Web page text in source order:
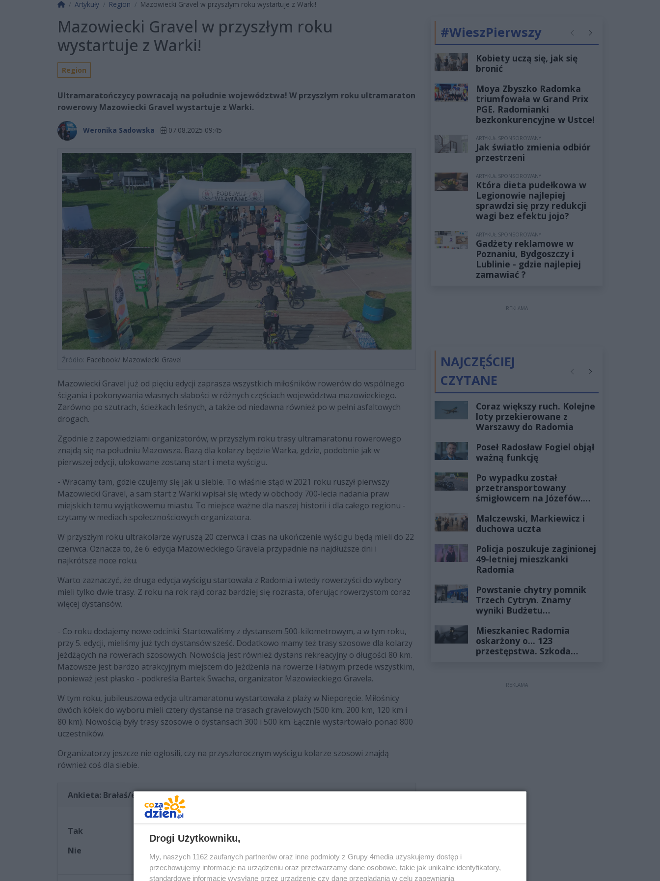
Strona główna
Artykuły Region Mazowiecki Gravel w przyszłym roku wystartuje z Warki!
Mazowiecki Gravel w przyszłym roku
wystartuje z Warki!
Region
Ultramaratończycy powracają na południe województwa! W przyszłym roku ultramaraton
rowerowy Mazowiecki Gravel wystartuje z Warki.
Weronika Sadowska 07.08.2025 09:45
Źródło: Facebook/ Mazowiecki Gravel
Mazowiecki Gravel już od pięciu edycji zaprasza wszystkich miłośników rowerów do wspólnego
ścigania i pokonywania własnych słabości w różnych częściach województwa mazowieckiego.
Zarówno po szutrach, ścieżkach leśnych, a także od niedawna również po w pełni asfaltowych
drogach.
Zgodnie z zapowiedziami organizatorów, w przyszłym roku trasy ultramaratonu rowerowego
znajdą się na południu Mazowsza. Bazą dla kolarzy będzie Warka, gdzie, podobnie jak w
pierwszej edycji, ulokowane zostaną start i meta wyścigu.
- Wracamy tam, gdzie czujemy się jak u siebie. To właśnie stąd w 2021 roku ruszył pierwszy
Mazowiecki Gravel, a sam start z Warki wpisał się wtedy w obchody 700-lecia nadania praw
miejskich temu wyjątkowemu miastu. To miejsce ważne dla naszej historii i dla całego regionu -
czytamy w mediach społecznościowych organizatora.
W przyszłym roku ultrakolarze wyruszą 20 czerwca i czas na ukończenie wyścigu będą mieli do 22
czerwca. Oznacza to, że 6. edycja Mazowieckiego Gravela przypadnie na najdłuższe dni i
najkrótsze noce roku.
Warto zaznaczyć, że druga edycja wyścigu startowała z Radomia i wtedy rowerzyści do wybory
mieli tylko dwie trasy. Z roku na rok rajd coraz bardziej się rozrasta, oferując rowerzystom coraz
więcej dystansów.
- Co roku dodajemy nowe odcinki. Startowaliśmy z dystansem 500-kilometrowym, a w tym roku,
przy 5. edycji, mieliśmy już tych dystansów sześć. Dodatkowo mamy też trasy szosowe dla kolarzy
jeżdżących na rowerach szosowych. Nowością jest również dystans rekreacyjny o długości 80 km.
Mazowsze jest bardzo atrakcyjnym miejscem do jeżdżenia na rowerze i łatwym przede wszystkim,
ponieważ jest płasko - podkreśla Bartek Swacha, organizator Mazowieckiego Gravela.
W tym roku, jubileuszowa edycja ultramaratonu wystartowała z plaży w Nieporęcie. Miłośnicy
dwóch kółek do wyboru mieli cztery dystanse na trasach gravelowych (500 km, 200 km, 120 km i
80 km). Nowością były trasy szosowe o dystansach 300 i 500 km. Łącznie wystartowało ponad 800
uczestników.
Organizatorzy jeszcze nie ogłosili, czy na przyszłorocznym wyścigu kolarze szosowi znajdą
również coś dla siebie.
Ankieta: Brałaś/eś udział kiedykolwiek w ultramaratonie rowerowym?
Tak
Nie
#WieszPierwszy PoprzednieNastępne
Kobiety uczą się, jak się
bronić
Moya Zbyszko Radomka
triumfowała w Grand Prix
PGE. Radomianki
bezkonkurencyjne w Ustce!
ARTYKUŁ SPONSOROWANY
Jak światło zmienia odbiór
przestrzeni
ARTYKUŁ SPONSOROWANY
Która dieta pudełkowa w
Legionowie najlepiej
sprawdzi się przy redukcji
wagi bez efektu jojo?
ARTYKUŁ SPONSOROWANY
Gadżety reklamowe w
Poznaniu, Bydgoszczy i
Lublinie - gdzie najlepiej
zamawiać ?
REKLAMA
NAJCZĘŚCIEJ
CZYTANE
PoprzednieNastępne
Coraz większy ruch. Kolejne
loty przekierowane z
Warszawy do Radomia
Poseł Radosław Fogiel objął
ważną funkcję
Po wypadku został
przetransportowany
śmigłowcem na Józefów.
żyłach
Malczewski, Markiewicz i
duchowa uczta
Policja poszukuje zaginionej
49-letniej mieszkanki
Radomia
Powstanie chytry pomnik
Trzech Cytryn. Znamy
wyniki Budżetu
Mieszkaniec Radomia
oskarżony o... 123
przestępstwa. Szkoda
REKLAMA
Drogi Użytkowniku,
My, naszych 1162 zaufanych partnerów oraz inne podmioty z Grupy 4media uzyskujemy dostęp i
przechowujemy informacje na urządzeniu oraz przetwarzamy dane osobowe, takie jak unikalne identyfikatory,
standardowe informacje wysyłane przez urządzenie czy dane przeglądania w celu zapewniania